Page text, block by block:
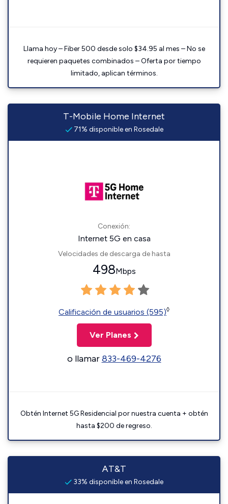
Llama hoy – Fiber 500 desde solo $34.95 al mes – No se
requieren paquetes combinados – Oferta por tiempo
limitado, aplican términos.
T-Mobile Home Internet
71% disponible en Rosedale
Conexión:
Internet 5G en casa
Velocidades de descarga de hasta
498Mbps
Calificación de usuarios (595)◊
Ver Planes
o llamar833-469-4276
Obtén Internet 5G Residencial por nuestra cuenta + obtén
hasta $200 de regreso.
AT&T
33% disponible en Rosedale